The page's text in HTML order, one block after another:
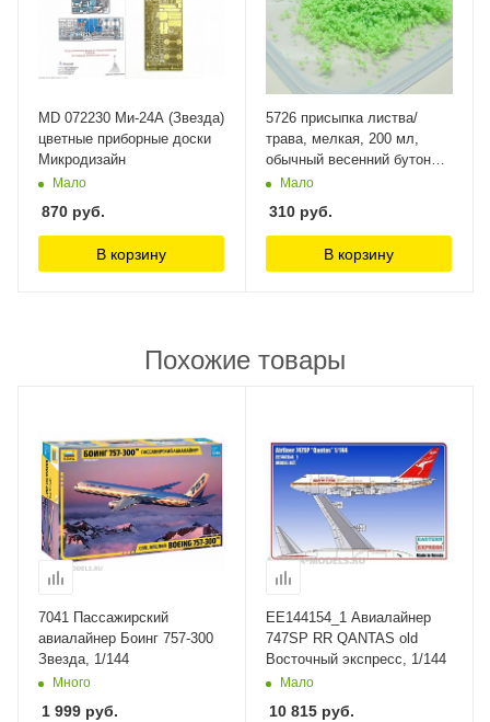
MD 072230 Ми-24А (Звезда)
цветные приборные доски
Микродизайн
Мало
870 руб.
В корзину
5726 присыпка листва/
трава, мелкая, 200 мл,
обычный весенний бутон
СВ Модель
Мало
310 руб.
В корзину
Похожие товары
7041 Пассажирский
авиалайнер Боинг 757-300
Звезда, 1/144
Много
1 999 руб.
ЕЕ144154_1 Авиалайнер
747SP RR QANTAS old
Восточный экспресс, 1/144
Мало
10 815 руб.